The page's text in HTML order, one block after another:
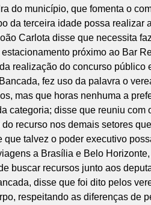
do município, que fomenta o
da terceira idade possa realizar
Carlota disse que necessita
próximo ao Bar
realização do concurso público
fez uso da palavra o
mas que horas nenhuma a
categoria; disse que reuniu com
recurso nos demais setores
talvez o poder executivo
a Brasília e Belo
buscar recursos junto aos
disse que foi dito pelos
respeitando as diferenças de